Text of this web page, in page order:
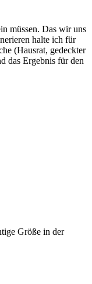
müssen. Das wir uns
halte ich für
(Hausrat, gedeckter
das Ergebnis für den
Größe in der